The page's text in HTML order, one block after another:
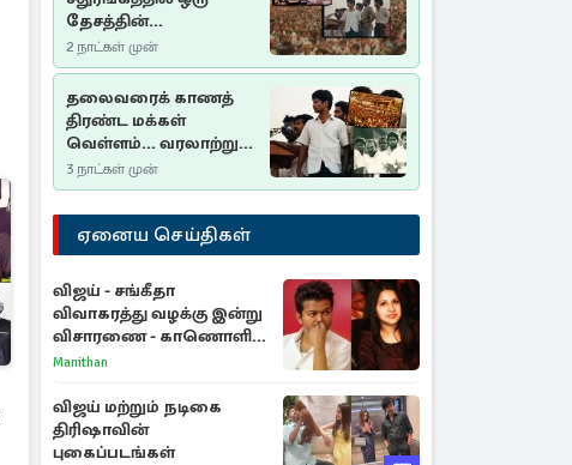
தேசத்தின்
தீர்க்கதரிசனம் :
சுதுமலை பிரகடனம்
ஒரு வரலாற்றுப் பாடம்
2 நாட்கள் முன்
தலைவரைக் காணத்
திரண்ட மக்கள்
வெள்ளம்... வரலாற்றுச்
சிறப்புமிக்க சுதுமலைப்
பிரகடனம்…
3 நாட்கள் முன்
ஏனைய செய்திகள்
விஜய் - சங்கீதா
விவாகரத்து வழக்கு இன்று
விசாரணை - காணொளி
மூலம் ஆஜராக வாய்ப்பு
Manithan
விஜய் மற்றும் நடிகை
திரிஷாவின்
புகைப்படங்கள்